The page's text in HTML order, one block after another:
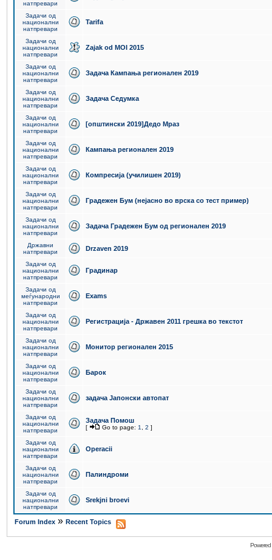
натпревари
Задачи од
национални
натпревари
Tarifa
Задачи од
национални
натпревари
Zajak od MOI 2015
Задачи од
национални
натпревари
Задача Кампања регионален 2019
Задачи од
национални
натпревари
Задача Седумка
Задачи од
национални
натпревари
[општински 2019]Дедо Мраз
Задачи од
национални
натпревари
Кампања регионален 2019
Задачи од
национални
натпревари
Компресија (училишен 2019)
Задачи од
национални
натпревари
Градежен Бум (нејасно во врска со тест пример)
Задачи од
национални
натпревари
Задача Градежен Бум од регионален 2019
Државни
натпревари
Drzaven 2019
Задачи од
национални
натпревари
Градинар
Задачи од
меѓународни
натпревари
Exams
Задачи од
национални
натпревари
Регистрација - Државен 2011 грешка во текстот
Задачи од
национални
натпревари
Монитор регионален 2015
Задачи од
национални
натпревари
Барок
Задачи од
национални
натпревари
задача Јапонски автопат
Задачи од
национални
натпревари
Задача Помош
[ Go to page: 1 2 ]
Задачи од
национални
натпревари
Operacii
Задачи од
национални
натпревари
Палиндроми
Задачи од
национални
натпревари
Srekjni broevi
Forum Index » Recent Topics